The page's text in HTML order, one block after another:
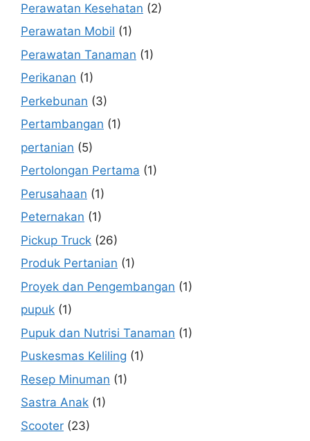
Perawatan Kesehatan (2)
Perawatan Mobil (1)
Perawatan Tanaman (1)
Perikanan (1)
Perkebunan (3)
Pertambangan (1)
pertanian (5)
Pertolongan Pertama (1)
Perusahaan (1)
Peternakan (1)
Pickup Truck (26)
Produk Pertanian (1)
Proyek dan Pengembangan (1)
pupuk (1)
Pupuk dan Nutrisi Tanaman (1)
Puskesmas Keliling (1)
Resep Minuman (1)
Sastra Anak (1)
Scooter (23)